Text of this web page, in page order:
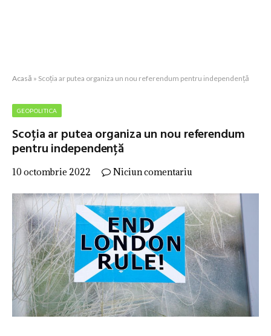
Acasă » Scoția ar putea organiza un nou referendum pentru independență
GEOPOLITICA
Scoția ar putea organiza un nou referendum
pentru independență
10 octombrie 2022 Niciun comentariu